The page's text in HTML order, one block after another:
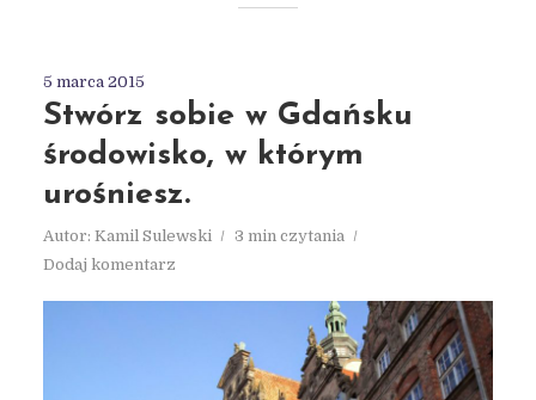
5 marca 2015
Stwórz sobie w Gdańsku
środowisko, w którym
urośniesz.
Autor: Kamil Sulewski
3 min czytania
Dodaj komentarz